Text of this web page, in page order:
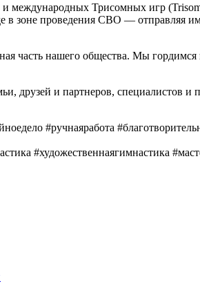
Трисомных игр
в зоне проведения СВО — отправляя
часть нашего общества. Мы
друзей и партнеров, специалистов и
#ручнаяработа
#художественнаягимнастика